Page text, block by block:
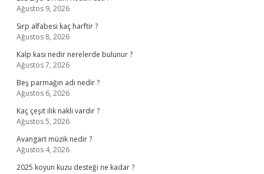
Ağustos 9, 2026
Sırp alfabesi kaç harftir ?
Ağustos 8, 2026
Kalp kası nedir nerelerde bulunur ?
Ağustos 7, 2026
Beş parmağın adı nedir ?
Ağustos 6, 2026
Kaç çeşit ilik nakli vardır ?
Ağustos 5, 2026
Avangart müzik nedir ?
Ağustos 4, 2026
2025 koyun kuzu desteği ne kadar ?